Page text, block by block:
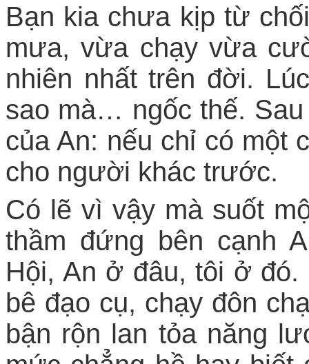
Bạn kia chưa kịp từ
mưa, vừa chạy vừa
nhiên nhất trên đời.
sao mà… ngốc thế.
của An: nếu chỉ có một
cho người khác trước.
Có lẽ vì vậy mà suốt
thầm đứng bên cạnh
Hội, An ở đâu, tôi ở
bê đạo cụ, chạy đôn
bận rộn lan tỏa năng